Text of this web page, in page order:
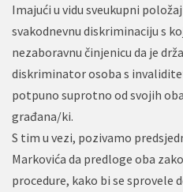
Imajući u vidu sveukupni
svakodnevnu diskriminaciju s
nezaboravnu činjenicu da je
diskriminator osoba s
potpuno suprotno od svojih
građana/ki.
S tim u vezi, pozivamo
Markovića da predloge oba
procedure, kako bi se sprovele